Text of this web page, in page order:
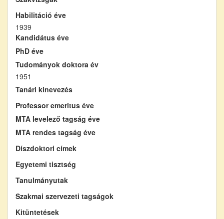
Habilitáció éve
1939
Kandidátus éve
PhD éve
Tudományok doktora év
1951
Tanári kinevezés
Professor emeritus éve
MTA levelező tagság éve
MTA rendes tagság éve
Díszdoktori címek
Egyetemi tisztség
Tanulmányutak
Szakmai szervezeti tagságok
Kitüntetések